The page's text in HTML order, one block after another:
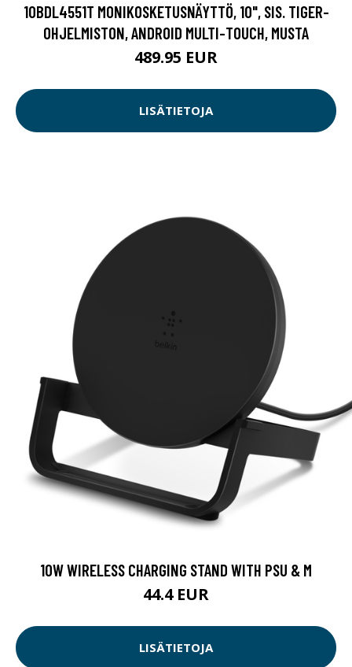
10BDL4551T MONIKOSKETUSNÄYTTÖ, 10", SIS. TIGER-
OHJELMISTON, ANDROID MULTI-TOUCH, MUSTA
489.95 EUR
LISÄTIETOJA
10W WIRELESS CHARGING STAND WITH PSU & M
44.4 EUR
LISÄTIETOJA